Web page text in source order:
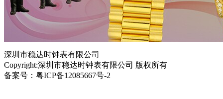
深圳市稳达时钟表有限公司
Copyright:深圳市稳达时钟表有限公司 版权所有
备案号：粤ICP备12085667号-2